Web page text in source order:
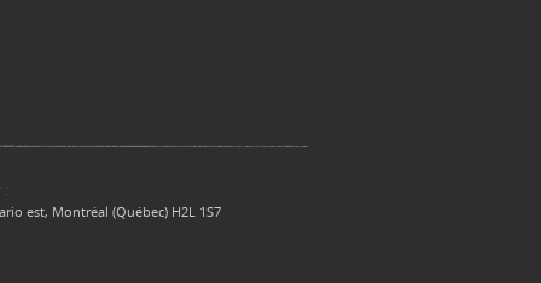
:
est, Montréal (Québec) H2L 1S7